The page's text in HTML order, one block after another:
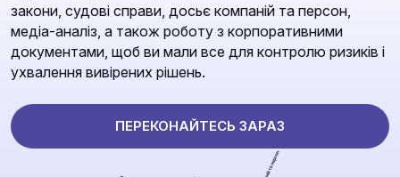
закони, судові справи, досьє компаній та персон,
медіа-аналіз, а також роботу з корпоративними
документами, щоб ви мали все для контролю ризиків і
ухвалення вивірених рішень.
ПЕРЕКОНАЙТЕСЬ ЗАРАЗ